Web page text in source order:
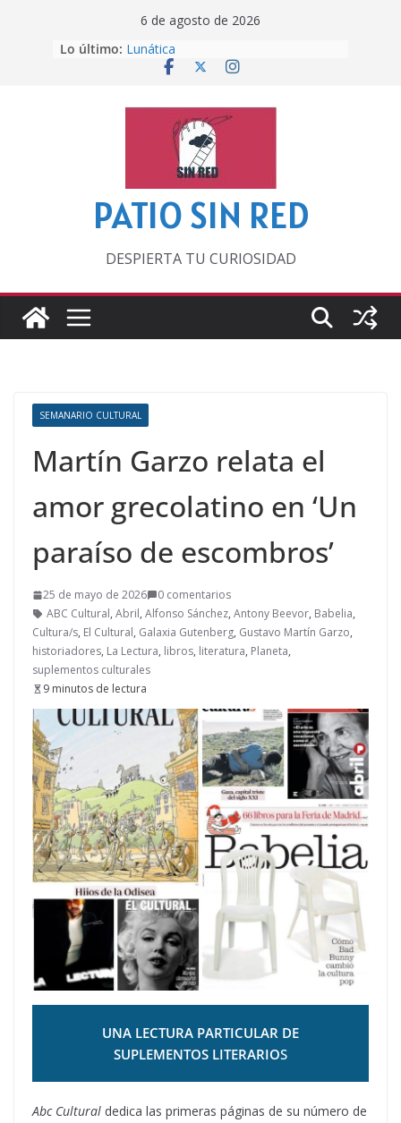
6 de agosto de 2026
Lo último: Otra del Mundial
Lunática
Pero, hasta entonces…
‘La broma infinita’ de recomendar
lecturas veraniegas
PATIO SIN RED
DESPIERTA TU CURIOSIDAD
SEMANARIO CULTURAL
Martín Garzo relata el
amor grecolatino en ‘Un
paraíso de escombros’
25 de mayo de 2026
0 comentarios
ABC Cultural, Abril, Alfonso Sánchez, Antony Beevor, Babelia,
Cultura/s, El Cultural, Galaxia Gutenberg, Gustavo Martín Garzo,
historiadores, La Lectura, libros, literatura, Planeta,
suplementos culturales
9 minutos de lectura
UNA LECTURA PARTICULAR DE
SUPLEMENTOS LITERARIOS
Abc Cultural dedica las primeras páginas de su número de